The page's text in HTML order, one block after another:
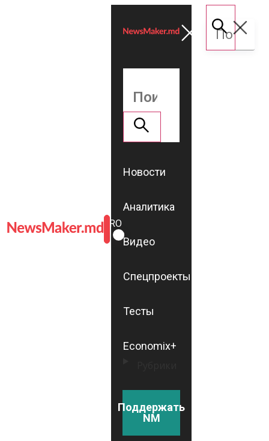
ROMÂNĂ
RU
Новости
Аналитика
Видео
Спецпроекты
Тесты
Economix+
Поддержать
NM